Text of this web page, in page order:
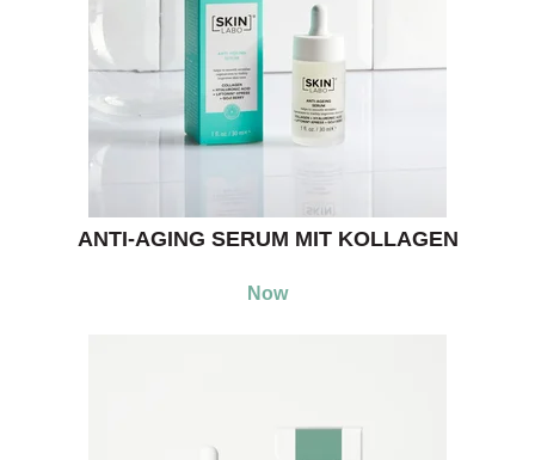
ANTI-AGING SERUM MIT KOLLAGEN
Now